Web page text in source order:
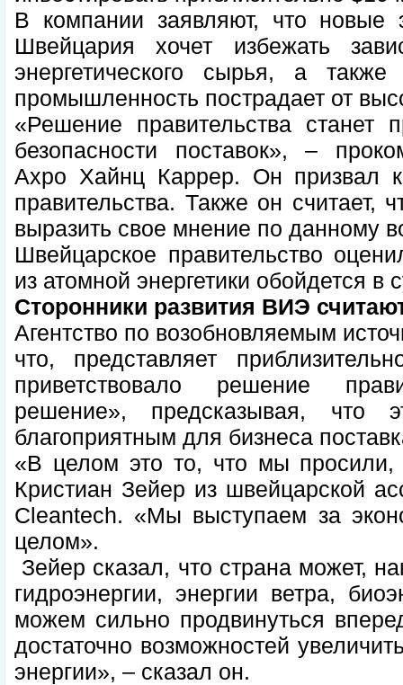
В компании заявляют, что новые
Швейцария хочет избежать
энергетического сырья, а
промышленность пострадает от
«Решение правительства станет
безопасности поставок», –
Axpo Хайнц Каррер. Он призвал
правительства. Также он считает,
выразить свое мнение по данному
Швейцарское правительство
из атомной энергетики обойдется
Сторонники развития ВИЭ
Агентство по возобновляемым
что, представляет
приветствовало решение
решение», предсказывая, что
благоприятным для бизнеса
«В целом это то, что мы
Кристиан Зейер из швейцарской
Cleantech. «Мы выступаем за
целом».
Зейер сказал, что страна может,
гидроэнергии, энергии ветра,
можем сильно продвинуться
достаточно возможностей
энергии», – сказал он.